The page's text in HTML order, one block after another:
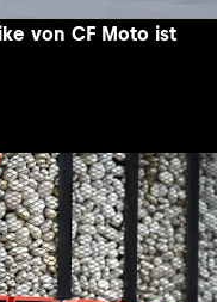
von CF Moto ist